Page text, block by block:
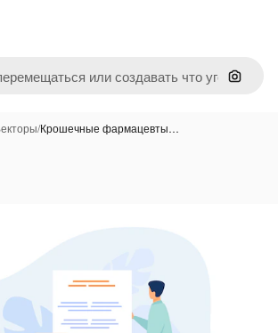
Поиск
/Крошечные фармацевты…